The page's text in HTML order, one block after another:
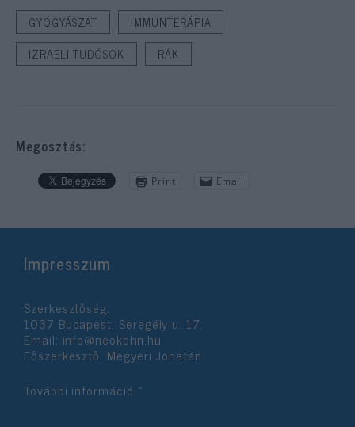
GYÓGYÁSZAT
IMMUNTERÁPIA
IZRAELI TUDÓSOK
RÁK
Megosztás:
Print Email
Impresszum
Szerkesztőség:
1037 Budapest, Seregély u. 17.
Email: info@neokohn.hu
Főszerkesztő: Megyeri Jonatán
További információ »